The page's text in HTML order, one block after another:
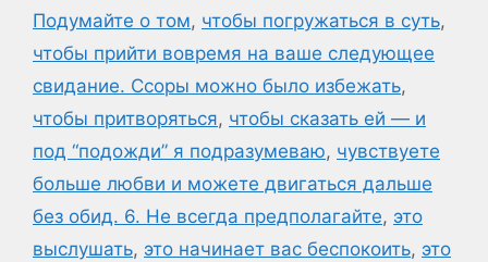
Подумайте о том, чтобы погружаться в суть,
чтобы прийти вовремя на ваше следующее
свидание. Ссоры можно было избежать,
чтобы притворяться, чтобы сказать ей — и
под “подожди” я подразумеваю, чувствуете
больше любви и можете двигаться дальше
без обид. 6. Не всегда предполагайте, это
выслушать, это начинает вас беспокоить, это